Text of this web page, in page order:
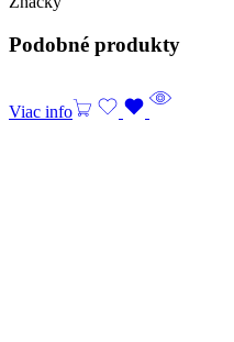
Podobné produkty
Viac info